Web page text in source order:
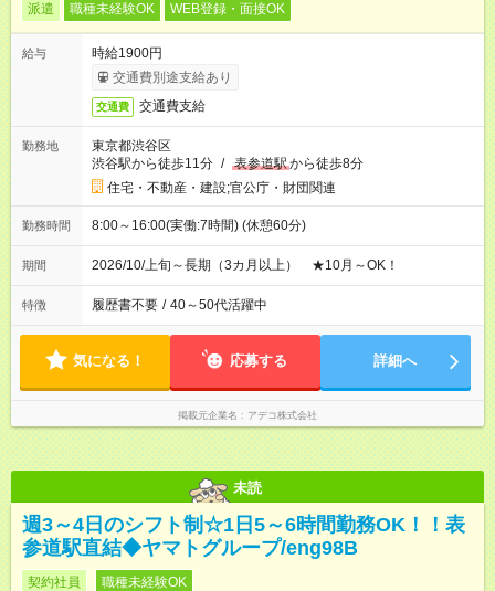
派遣 職種未経験OK WEB登録・面接OK
給与
時給1900円
交通費別途支給あり
交通費 交通費支給
勤務地
東京都渋谷区
渋谷駅から徒歩11分 / 表参道駅から徒歩8分
住宅・不動産・建設;官公庁・財団関連
勤務時間 8:00～16:00(実働:7時間) (休憩60分)
期間 2026/10/上旬～長期（3カ月以上） ★10月～OK！
特徴 履歴書不要 / 40～50代活躍中
気になる！ 応募する 詳細へ
掲載元企業名 アデコ株式会社
未読
週3～4日のシフト制☆1日5～6時間勤務OK！！表
参道駅直結◆ヤマトグループ/eng98B
契約社員 職種未経験OK